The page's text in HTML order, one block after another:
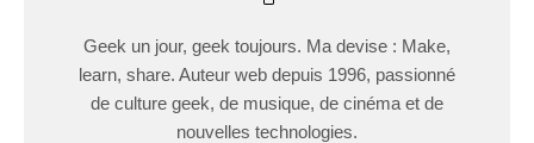
Geek un jour, geek toujours. Ma devise : Make,
learn, share. Auteur web depuis 1996, passionné
de culture geek, de musique, de cinéma et de
nouvelles technologies.